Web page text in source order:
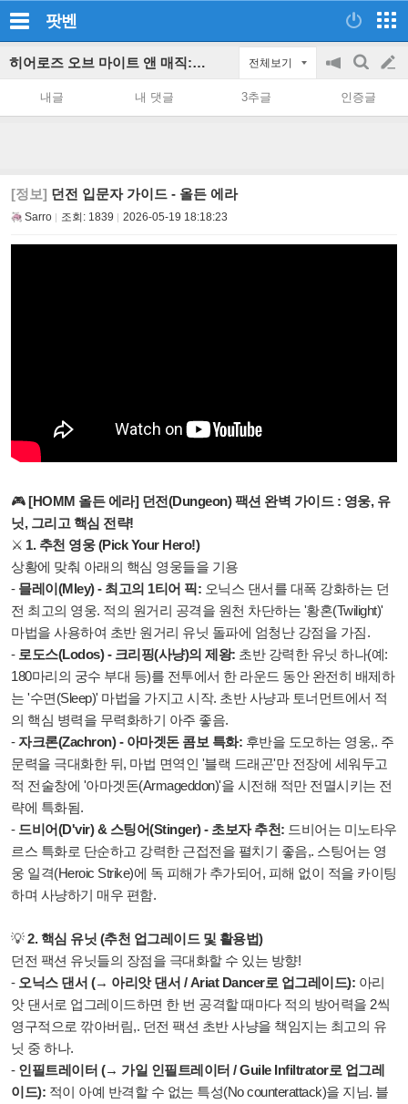
팟벤
히어로즈 오브 마이트 앤 매직: 올든 에라 파티 인벤 전체보기
공
on/off
검
색
글
쓰
내글 내 댓글 3추글 인증글
[정보] 던전 입문자 가이드 - 올든 에라
Sarro 조회: 1839 2026-05-19 18:18:23
🎮[HOMM 올든 에라] 던전(Dungeon) 팩션 완벽 가이드 : 영웅, 유
닛, 그리고 핵심 전략!
⚔️ 1. 추천 영웅 (Pick Your Hero!)
상황에 맞춰 아래의 핵심 영웅들을 기용
- 믈레이(Mley) - 최고의 1티어 픽: 오닉스 댄서를 대폭 강화하는 던
전 최고의 영웅. 적의 원거리 공격을 원천 차단하는 '황혼(Twilight)'
마법을 사용하여 초반 원거리 유닛 돌파에 엄청난 강점을 가짐.
- 로도스(Lodos) - 크리핑(사냥)의 제왕: 초반 강력한 유닛 하나(예:
180마리의 궁수 부대 등)를 전투에서 한 라운드 동안 완전히 배제하
는 '수면(Sleep)' 마법을 가지고 시작. 초반 사냥과 토너먼트에서 적
의 핵심 병력을 무력화하기 아주 좋음.
-자크론(Zachron) - 아마겟돈 콤보 특화: 후반을 도모하는 영웅,. 주
문력을 극대화한 뒤, 마법 면역인 '블랙 드래곤'만 전장에 세워두고
적 전술창에 '아마겟돈(Armageddon)'을 시전해 적만 전멸시키는 전
략에 특화됨.
- 드비어(D'vir) & 스팅어(Stinger) - 초보자 추천: 드비어는 미노타우
르스 특화로 단순하고 강력한 근접전을 펼치기 좋음,. 스팅어는 영
웅 일격(Heroic Strike)에 독 피해가 추가되어, 피해 없이 적을 카이팅
하며 사냥하기 매우 편함.
💡2. 핵심 유닛 (추천 업그레이드 및 활용법)
던전 팩션 유닛들의 장점을 극대화할 수 있는 방향!
- 오닉스 댄서 (→ 아리앗 댄서 / Ariat Dancer로 업그레이드): 아리
앗 댄서로 업그레이드하면 한 번 공격할 때마다 적의 방어력을 2씩
영구적으로 깎아버림,. 던전 팩션 초반 사냥을 책임지는 최고의 유
닛 중 하나.
- 인필트레이터 (→ 가일 인필트레이터 / Guile Infiltrator로 업그레
이드): 적이 아예 반격할 수 없는 특성(No counterattack)을 지님. 블